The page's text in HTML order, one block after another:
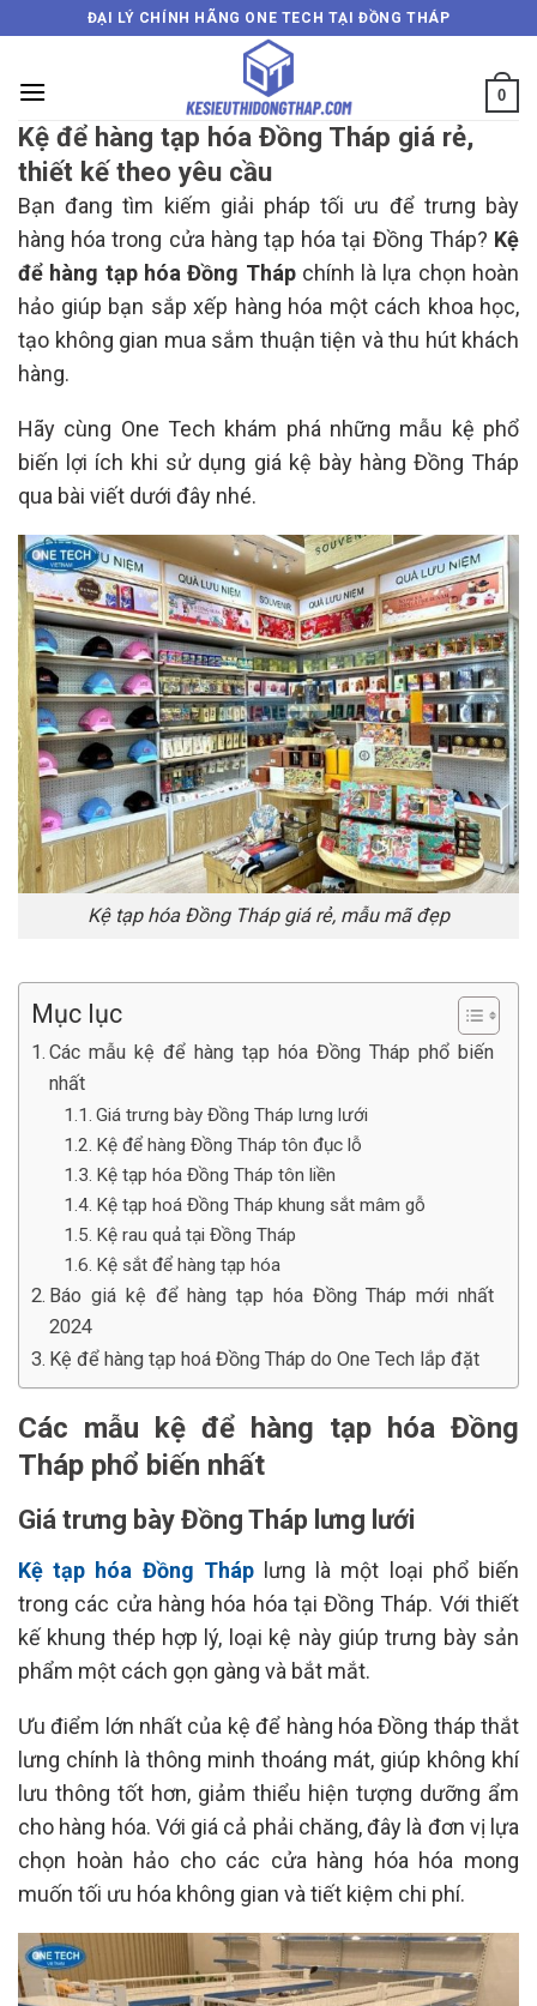
to
ĐẠI LÝ CHÍNH HÃNG ONE TECH TẠI ĐỒNG THÁP
0
Kệ để hàng tạp hóa Đồng Tháp giá rẻ,
thiết kế theo yêu cầu
Bạn đang tìm kiếm giải pháp tối ưu để trưng bày
hàng hóa trong cửa hàng tạp hóa tại Đồng Tháp? Kệ
để hàng tạp hóa Đồng Thápchính là lựa chọn hoàn
hảo giúp bạn sắp xếp hàng hóa một cách khoa học,
tạo không gian mua sắm thuận tiện và thu hút khách
hàng.
Hãy cùng One Tech khám phá những mẫu kệ phổ
biến lợi ích khi sử dụng giá kệ bày hàng Đồng Tháp
qua bài viết dưới đây nhé.
Kệ tạp hóa Đồng Tháp giá rẻ, mẫu mã đẹp
Mục lục
Các mẫu kệ để hàng tạp hóa Đồng Tháp phổ biến
nhất
Giá trưng bày Đồng Tháp lưng lưới
Kệ để hàng Đồng Tháp tôn đục lỗ
Kệ tạp hóa Đồng Tháp tôn liền
Kệ tạp hoá Đồng Tháp khung sắt mâm gỗ
Kệ rau quả tại Đồng Tháp
Kệ sắt để hàng tạp hóa
Báo giá kệ để hàng tạp hóa Đồng Tháp mới nhất
2024
Kệ để hàng tạp hoá Đồng Tháp do One Tech lắp đặt
Các mẫu kệ để hàng tạp hóa Đồng
Tháp phổ biến nhất
Giá trưng bày Đồng Tháp lưng lưới
Kệ tạp hóa Đồng Tháp lưng là một loại phổ biến
trong các cửa hàng hóa hóa tại Đồng Tháp. Với thiết
kế khung thép hợp lý, loại kệ này giúp trưng bày sản
phẩm một cách gọn gàng và bắt mắt.
Ưu điểm lớn nhất của kệ để hàng hóa Đồng tháp thắt
lưng chính là thông minh thoáng mát, giúp không khí
lưu thông tốt hơn, giảm thiểu hiện tượng dưỡng ẩm
cho hàng hóa. Với giá cả phải chăng, đây là đơn vị lựa
chọn hoàn hảo cho các cửa hàng hóa hóa mong
muốn tối ưu hóa không gian và tiết kiệm chi phí.